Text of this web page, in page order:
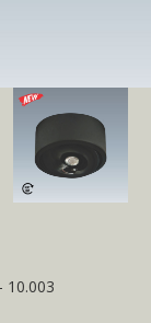
10.003